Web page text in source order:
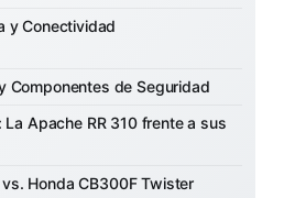
y Conectividad
Componentes de Seguridad
Apache RR 310 frente a sus
Honda CB300F Twister